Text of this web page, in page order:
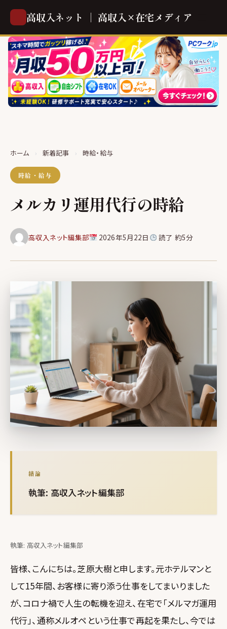
高収入ネット ｜ 高収入×在宅メディア
ホーム › 新着記事 › 時給・給与
時給・給与
メルカリ運用代行の時給
高収入ネット編集部 2026年5月22日 読了 約5分
結論
執筆: 高収入ネット編集部
執筆: 高収入ネット編集部
皆様、こんにちは。芝原大樹と申します。元ホテルマンと
して15年間、お客様に寄り添う仕事をしてまいりました
が、コロナ禍で人生の転機を迎え、在宅で「メルマガ運用
代行」、通称メルオペという仕事で再起を果たし、今では